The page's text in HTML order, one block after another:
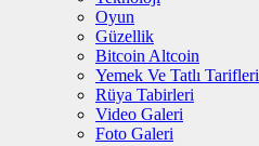
Oyun
Güzellik
Bitcoin Altcoin
Yemek Ve Tatlı Tarifleri
Rüya Tabirleri
Video Galeri
Foto Galeri